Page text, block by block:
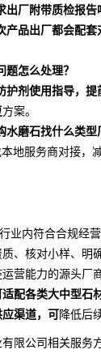
厂附带质检报告
品出厂都会配
怎么处理？
剂使用指导，
方案。
磨石找什么类型
地服务商对接，
业内符合合规经
、核对小样、
营能力的源头厂
配各类大中型
渠道，可降低后
限公司相关服务